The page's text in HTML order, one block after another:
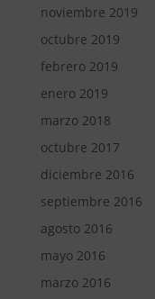
noviembre 2019
octubre 2019
febrero 2019
enero 2019
marzo 2018
octubre 2017
diciembre 2016
septiembre 2016
agosto 2016
mayo 2016
marzo 2016